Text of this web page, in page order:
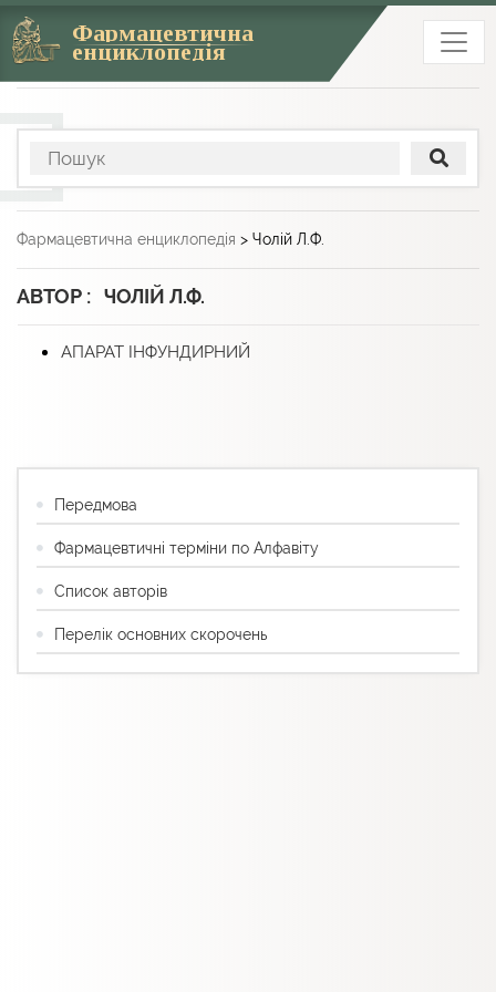
Фармацевтична
енциклопедія
Фармацевтична енциклопедія > Чолій Л.Ф.
АВТОР : ЧОЛІЙ Л.Ф.
АПАРАТ ІНФУНДИРНИЙ
Передмова
Фармацевтичні терміни по Алфавіту
Список авторів
Перелік основних скорочень